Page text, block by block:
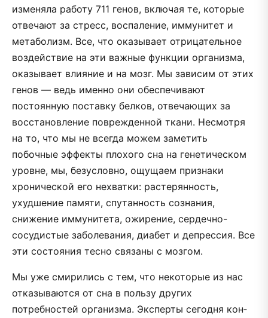
изменяла работу 711 генов, включая те, которые
отвечают за стресс, воспаление, иммунитет и
метаболизм. Все, что оказывает отрицательное
воздействие на эти важные функции организма,
оказывает влияние и на мозг. Мы зависим от этих
генов — ведь именно они обеспечивают
постоянную поставку белков, отвечающих за
восстановление поврежденной ткани. Несмотря
на то, что мы не всегда можем заметить
побочные эффекты плохого сна на генетическом
уровне, мы, безусловно, ощущаем признаки
хронической его нехватки: растерянность,
ухудшение памяти, спутанность сознания,
снижение иммунитета, ожирение, сердечно­-
сосудистые заболевания, диабет и депрессия. Все
эти состояния тесно связаны с мозгом.
Мы уже смирились с тем, что некоторые из нас
отказываются от сна в пользу других
потребностей организма. Эксперты сегодня кон­